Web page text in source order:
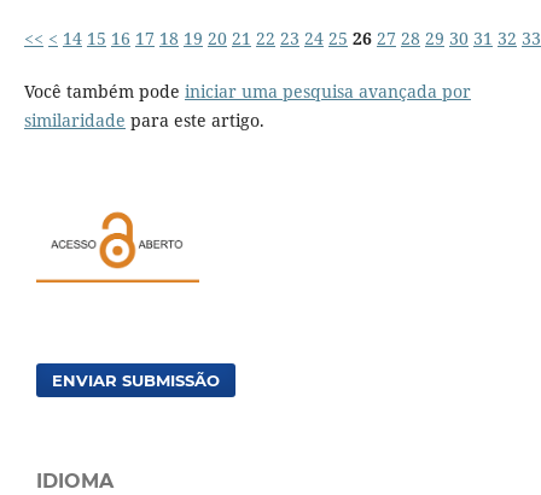
<< < 14 15 16 17 18 19 20 21 22 23 24 25 26 27 28 29 30 31 32 33
Você também pode iniciar uma pesquisa avançada por
similaridade para este artigo.
ENVIAR SUBMISSÃO
IDIOMA